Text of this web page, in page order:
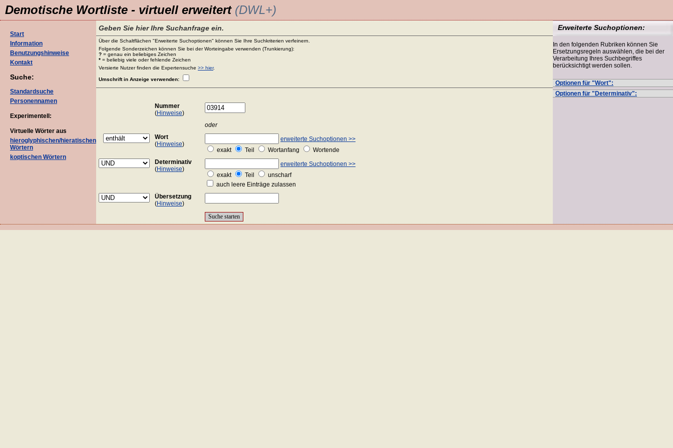
Demotische Wortliste - virtuell erweitert (DWL+)
Start
Information
Benutzungshinweise
Kontakt
Suche:
Standardsuche
Personennamen
Experimentell:
Virtuelle Wörter aus
hieroglyphischen/hieratischen
Wörtern
koptischen Wörtern
Geben Sie hier Ihre Suchanfrage ein.
Über die Schaltflächen "Erweiterte Suchoptionen" können Sie Ihre Suchkriterien verfeinern.
Folgende Sonderzeichen können Sie bei der Worteingabe verwenden (Trunkierung):
? = genau ein beliebiges Zeichen
* = beliebig viele oder fehlende Zeichen
Versierte Nutzer finden die Expertensuche >> hier.
Umschrift in Anzeige verwenden:
Nummer
(Hinweise)
oder
Wort
(Hinweise)
erweiterte Suchoptionen >>
exakt
Teil Wortanfang
Wortende
Determinativ
(Hinweise)
erweiterte Suchoptionen >>
exakt
Teil
unscharf
auch leere Einträge zulassen
Übersetzung
(Hinweise)
Erweiterte Suchoptionen:
In den folgenden Rubriken können Sie
Ersetzungsregeln auswählen, die bei der
Verarbeitung Ihres Suchbegriffes
berücksichtigt werden sollen.
Optionen für "Wort":
Optionen für "Determinativ":